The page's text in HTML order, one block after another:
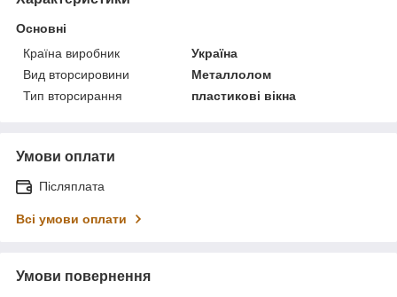
Основні
Країна виробник
Україна
Вид вторсировини
Металлолом
Тип вторсирання
пластикові вікна
Умови оплати
Післяплата
Всі умови оплати
Умови повернення